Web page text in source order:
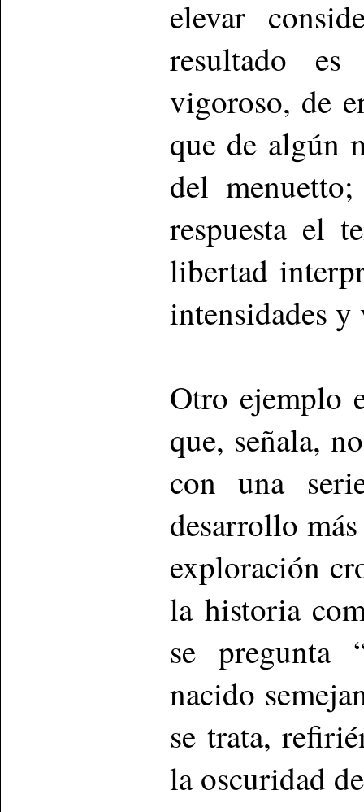
elevar
resultado
vigoroso, de
que de algún
del
respuesta el
libertad
intensidades
Otro ejemplo
que, señala,
con una
desarrollo
exploración
la historia
se pregunta
nacido
se trata,
la oscuridad